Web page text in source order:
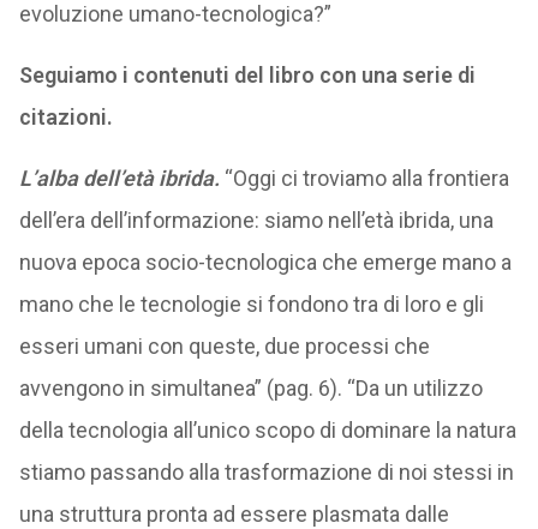
evoluzione umano-tecnologica?”
Seguiamo i contenuti del libro con una serie di
citazioni.
L’alba dell’età ibrida. “Oggi ci troviamo alla frontiera
dell’era dell’informazione: siamo nell’età ibrida, una
nuova epoca socio-tecnologica che emerge mano a
mano che le tecnologie si fondono tra di loro e gli
esseri umani con queste, due processi che
avvengono in simultanea” (pag. 6). “Da un utilizzo
della tecnologia all’unico scopo di dominare la natura
stiamo passando alla trasformazione di noi stessi in
una struttura pronta ad essere plasmata dalle